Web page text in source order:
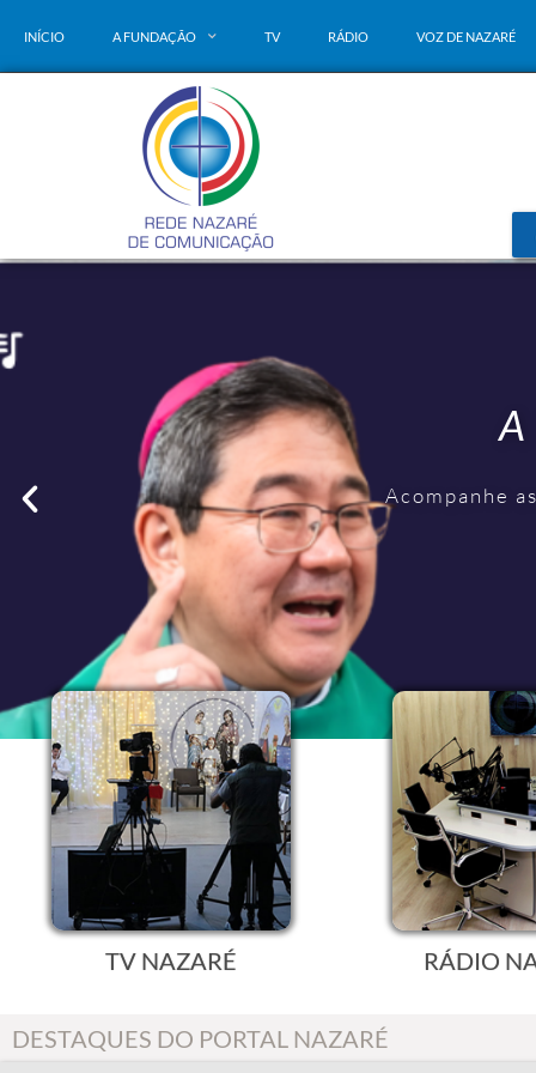
INÍCIO A FUNDAÇÃO TV RÁDIO VOZ DE NAZARÉ
A
Acompanhe
A
Acompanhe
A
Acompanhe
TV NAZARÉ RÁDIO
DESTAQUES DO PORTAL NAZARÉ